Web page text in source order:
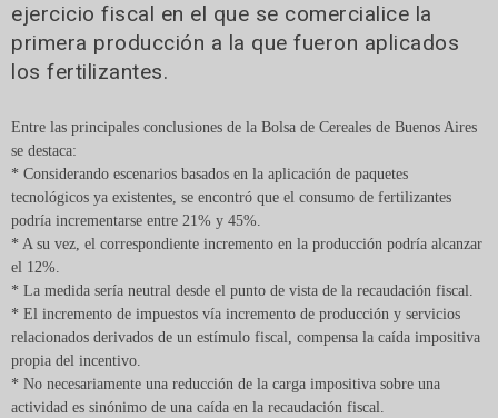
ejercicio fiscal en el que se comercialice la
primera producción a la que fueron aplicados
los fertilizantes.
Entre las principales conclusiones de la Bolsa de Cereales de Buenos Aires
se destaca:
* Considerando escenarios basados en la aplicación de paquetes
tecnológicos ya existentes, se encontró que el consumo de fertilizantes
podría incrementarse entre 21% y 45%.
* A su vez, el correspondiente incremento en la producción podría alcanzar
el 12%.
* La medida sería neutral desde el punto de vista de la recaudación fiscal.
* El incremento de impuestos vía incremento de producción y servicios
relacionados derivados de un estímulo fiscal, compensa la caída impositiva
propia del incentivo.
* No necesariamente una reducción de la carga impositiva sobre una
actividad es sinónimo de una caída en la recaudación fiscal.